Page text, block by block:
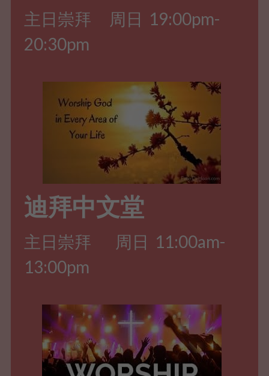
主日崇拜      周日  19:00pm-
20:30pm
迪拜中文堂
主日崇拜        周日  11:00am-
13:00pm